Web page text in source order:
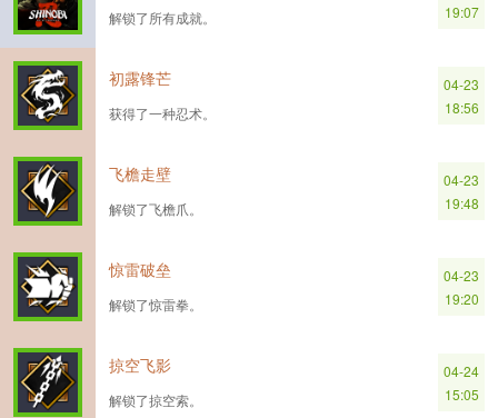
解锁了所有成就。
19:07
初露锋芒
获得了一种忍术。
04-23
18:56
飞檐走壁
解锁了飞檐爪。
04-23
19:48
惊雷破垒
解锁了惊雷拳。
04-23
19:20
掠空飞影
解锁了掠空索。
04-24
15:05